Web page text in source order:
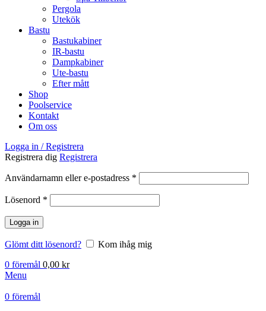
Pergola
Utekök
Bastu
Bastukabiner
IR-bastu
Dampkabiner
Ute-bastu
Efter mått
Shop
Poolservice
Kontakt
Om oss
Logga in / Registrera
Registrera dig Registrera
Användarnamn eller e-postadress *
Lösenord *
Logga in
Glömt ditt lösenord?
Kom ihåg mig
0 föremål 0,00 kr
Menu
0 föremål